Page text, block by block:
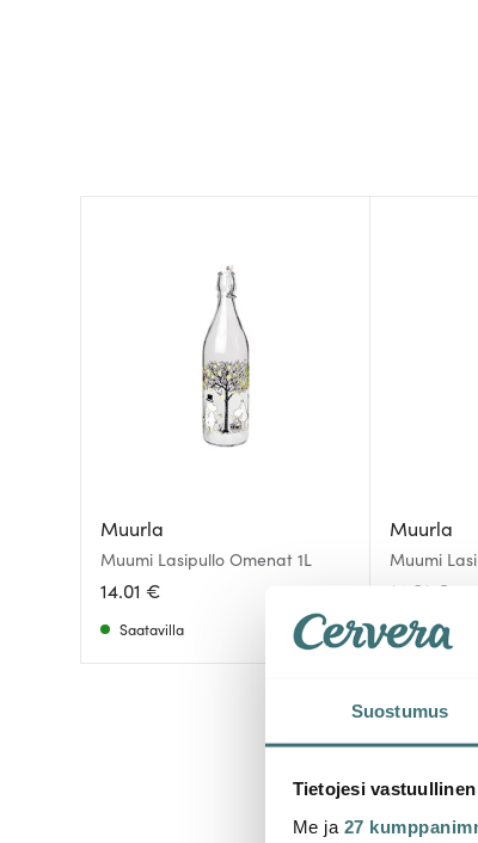
Suostumus
Tietojesi
Me ja 27
Muurla
Muumi Lasipullo Omenat 1L
14.01 €
Saatavilla
Muurla
Muumi
14.01 €
Saatavilla